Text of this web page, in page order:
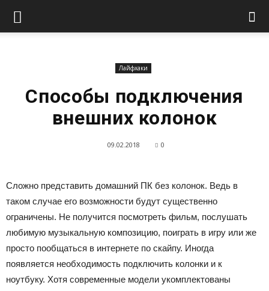
Лайфхаки
Способы подключения
внешних колонок
09.02.2018 0
Сложно представить домашний ПК без колонок. Ведь в
таком случае его возможности будут существенно
ограничены. Не получится посмотреть фильм, послушать
любимую музыкальную композицию, поиграть в игру или же
просто пообщаться в интернете по скайпу. Иногда
появляется необходимость подключить колонки и к
ноутбуку. Хотя современные модели укомплектованы